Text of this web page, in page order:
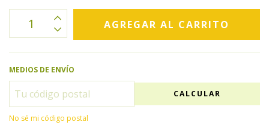
MEDIOS DE ENVÍO
CALCULAR
No sé mi código postal